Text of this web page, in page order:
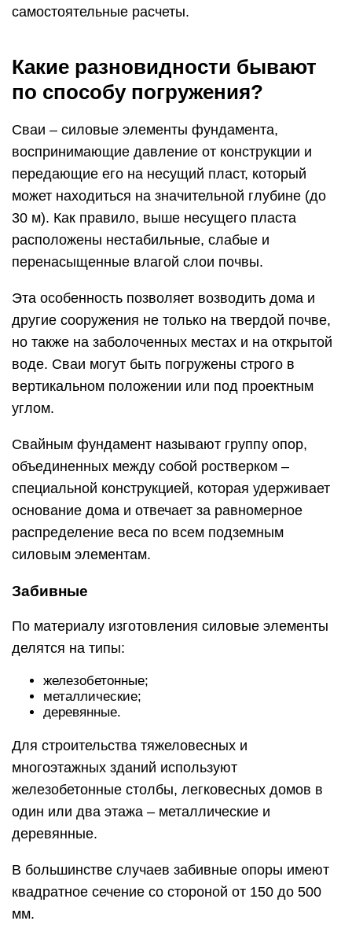
самостоятельные расчеты.
Какие разновидности бывают
по способу погружения?
Сваи – силовые элементы фундамента,
воспринимающие давление от конструкции и
передающие его на несущий пласт, который
может находиться на значительной глубине (до
30 м). Как правило, выше несущего пласта
расположены нестабильные, слабые и
перенасыщенные влагой слои почвы.
Эта особенность позволяет возводить дома и
другие сооружения не только на твердой почве,
но также на заболоченных местах и на открытой
воде. Сваи могут быть погружены строго в
вертикальном положении или под проектным
углом.
Свайным фундамент называют группу опор,
объединенных между собой ростверком –
специальной конструкцией, которая удерживает
основание дома и отвечает за равномерное
распределение веса по всем подземным
силовым элементам.
Забивные
По материалу изготовления силовые элементы
делятся на типы:
железобетонные;
металлические;
деревянные.
Для строительства тяжеловесных и
многоэтажных зданий используют
железобетонные столбы, легковесных домов в
один или два этажа – металлические и
деревянные.
В большинстве случаев забивные опоры имеют
квадратное сечение со стороной от 150 до 500
мм.